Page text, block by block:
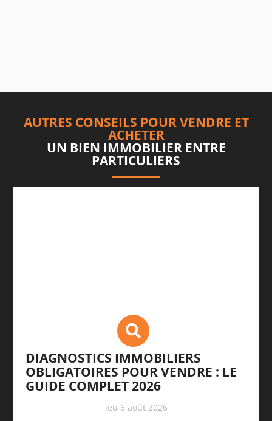
AUTRES CONSEILS POUR VENDRE ET
ACHETER
UN BIEN IMMOBILIER ENTRE
PARTICULIERS
DIAGNOSTICS IMMOBILIERS
OBLIGATOIRES POUR VENDRE : LE
GUIDE COMPLET 2026
jeu 6 août 2026